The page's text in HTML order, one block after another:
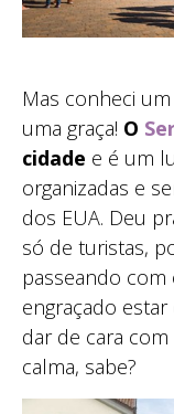
Mas conheci
uma graça! O
cidade e é um
organizadas e
dos EUA. Deu
só de turistas,
passeando
engraçado
dar de cara
calma, sabe?